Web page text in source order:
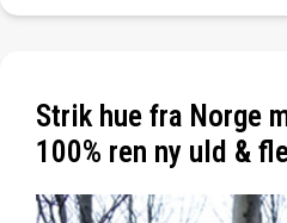
Strik hue fra Norge
100% ren ny uld &